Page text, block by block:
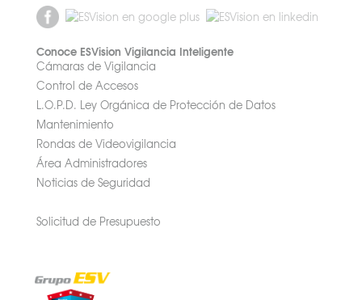
Conoce ESVision Vigilancia Inteligente
Cámaras de Vigilancia
Control de Accesos
L.O.P.D. Ley Orgánica de Protección de Datos
Mantenimiento
Rondas de Videovigilancia
Área Administradores
Noticias de Seguridad
Solicitud de Presupuesto